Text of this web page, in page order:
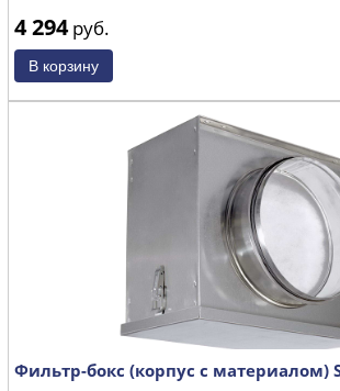
4 294руб.
Фильтр-бокс (корпус с материалом)